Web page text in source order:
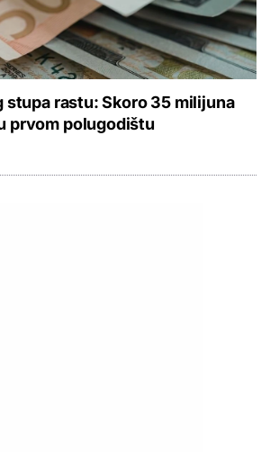
stupa rastu: Skoro 35 milijuna
prvom polugodištu